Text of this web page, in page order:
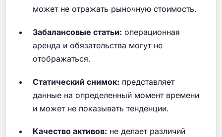
может не отражать рыночную стоимость.
Забалансовые статьи: операционная
аренда и обязательства могут не
отображаться.
Статический снимок: представляет
данные на определенный момент времени
и может не показывать тенденции.
Качество активов: не делает различий